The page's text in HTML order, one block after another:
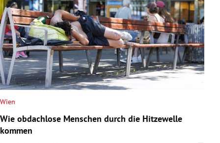
Wien
Wie obdachlose Menschen durch die Hitzewelle
kommen